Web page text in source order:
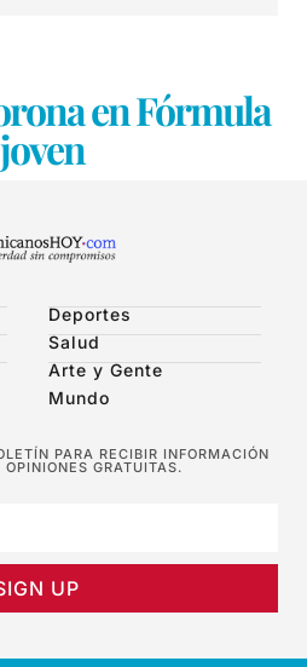
en Fórmula
Deportes
Salud
Arte y Gente
Mundo
PARA RECIBIR INFORMACIÓN
GRATUITAS.
UP